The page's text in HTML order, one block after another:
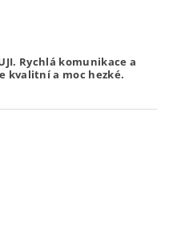
komunikace a
kvalitní a moc hezké.
R.
2025